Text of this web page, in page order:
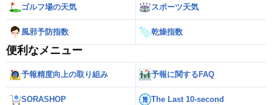
ゴルフ場の天気 スポーツ天気
風邪予防指数 乾燥指数
便利なメニュー
予報精度向上の取り組み 予報に関するFAQ
SORASHOP The Last 10-second